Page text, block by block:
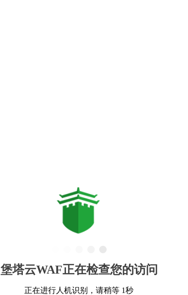
堡塔云WAF正在检查您的访问
正在进行人机识别，请稍等 1秒